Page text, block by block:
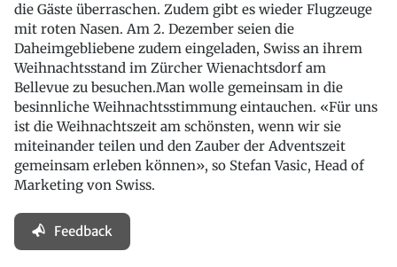
die Gäste überraschen. Zudem gibt es wieder Flugzeuge
mit roten Nasen. Am 2. Dezember seien die
Daheimgebliebene zudem eingeladen, Swiss an ihrem
Weihnachtsstand im Zürcher Wienachtsdorf am
Bellevue zu besuchen.Man wolle gemeinsam in die
besinnliche Weihnachtsstimmung eintauchen. «Für uns
ist die Weihnachtszeit am schönsten, wenn wir sie
miteinander teilen und den Zauber der Adventszeit
gemeinsam erleben können», so Stefan Vasic, Head of
Marketing von Swiss.
Feedback